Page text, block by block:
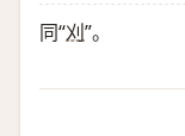
同“刈”。